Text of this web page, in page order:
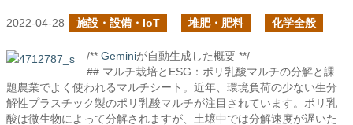
2022-04-28 施設・設備・IoT 堆肥・肥料 化学全般
/** Geminiが自動生成した概要 **/
## マルチ栽培とESG：ポリ乳酸マルチの分解と課
題農業でよく使われるマルチシート。近年、環境負荷の少ない生分
解性プラスチック製のポリ乳酸マルチが注目されています。ポリ乳
酸は微生物によって分解されますが、土壌中では分解速度が遅いた